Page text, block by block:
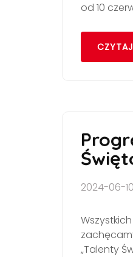
od 10
2024-06-
„Talenty